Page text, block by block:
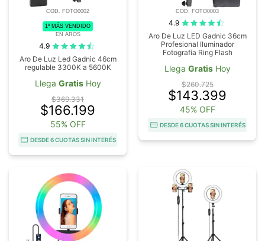
COD. FOTO0002
1º MÁS VENDIDO
EN AROS
4.9
Aro De Luz Led Gadnic 46cm
regulable 3300K a 5600K
Llega GratisHoy
$369.331
$166.199
55% OFF
DESDE 6 CUOTAS SIN INTERÉS
COD. FOTO0003
4.9
Aro De Luz LED Gadnic 36cm
Profesional Iluminador
Fotografía Ring Flash
Llega GratisHoy
$260.725
$143.399
45% OFF
DESDE 6 CUOTAS SIN INTERÉS